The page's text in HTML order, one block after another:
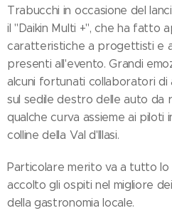
Trabucchi in occasione del
il "Daikin Multi +", che ha fatto
caratteristiche a progettisti e
presenti all'evento. Grandi
alcuni fortunati collaboratori di
sul sedile destro delle auto da
qualche curva assieme ai piloti
colline della Val d'Illasi.
Particolare merito va a tutto
accolto gli ospiti nel migliore
della gastronomia locale.